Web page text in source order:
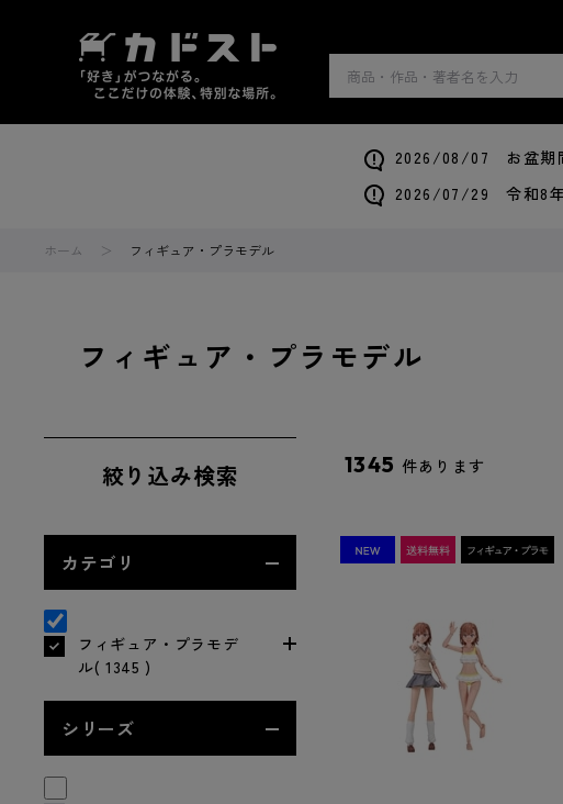
2026/08/07 お盆期
2026/07/29 令和8年
ホーム フィギュア・プラモデル
フィギュア・プラモデル
絞り込み検索
カテゴリ
フィギュア・プラモデ
ル( 1345 )
シリーズ
1345 件あります